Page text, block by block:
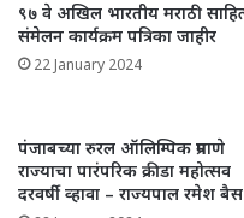
९७ वे अखिल भारतीय मराठी
संमेलन कार्यक्रम पत्रिका जाहीर
22 January 2024
पंजाबच्या रुरल ऑलिम्पिक प्रमाणे
राज्याचा पारंपरिक क्रीडा महोत्सव
दरवर्षी व्हावा – राज्यपाल रमेश बैस